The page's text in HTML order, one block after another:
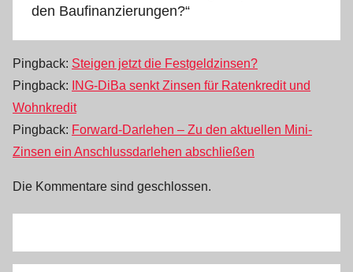
den Baufinanzierungen?“
Pingback: Steigen jetzt die Festgeldzinsen?
Pingback:
ING-DiBa senkt Zinsen für Ratenkredit und
Wohnkredit
Pingback: Forward-Darlehen – Zu den aktuellen Mini-
Zinsen ein Anschlussdarlehen abschließen
Die Kommentare sind geschlossen.